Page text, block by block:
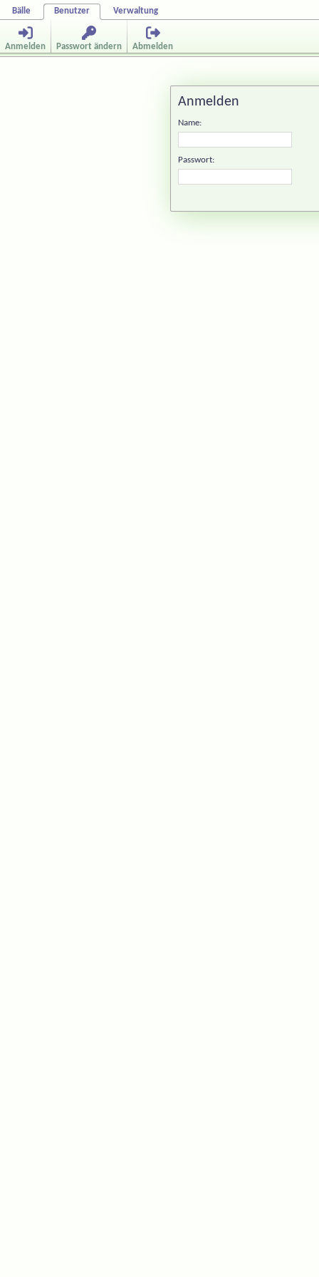
Bälle Benutzer Verwaltung
Anmelden Passwort ändern Abmelden
Anmelden
Name:
Passwort: